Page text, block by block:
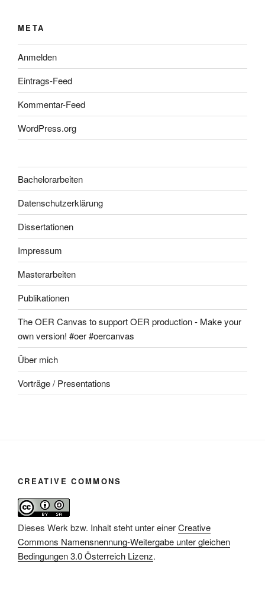
META
Anmelden
Eintrags-Feed
Kommentar-Feed
WordPress.org
Bachelorarbeiten
Datenschutzerklärung
Dissertationen
Impressum
Masterarbeiten
Publikationen
The OER Canvas to support OER production - Make your
own version! #oer #oercanvas
Über mich
Vorträge / Presentations
CREATIVE COMMONS
Dieses Werk bzw. Inhalt steht unter einerCreative
Commons Namensnennung-Weitergabe unter gleichen
Bedingungen 3.0 Österreich Lizenz.